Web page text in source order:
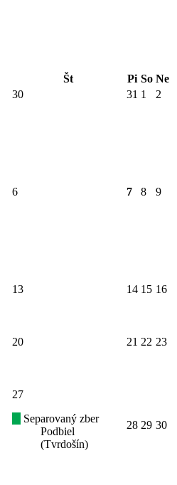
Št Pi So Ne
30 31 1 2
6 7 8 9
13 14 15 16
20 21 22 23
27
Separovaný zber
Podbiel
(Tvrdošín)
28 29 30